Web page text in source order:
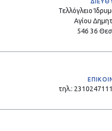
Τελλόγλειο
Αγίου
546 36
τηλ.: